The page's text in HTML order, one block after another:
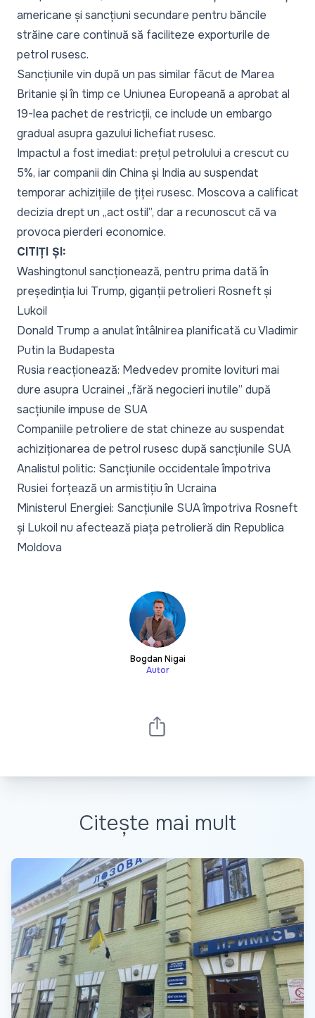
americane și sancțiuni secundare pentru băncile
străine care continuă să faciliteze exporturile de
petrol rusesc.
Sancțiunile vin după un pas similar făcut de Marea
Britanie și în timp ce Uniunea Europeană a aprobat al
19-lea pachet de restricții, ce include un embargo
gradual asupra gazului lichefiat rusesc.
Impactul a fost imediat: prețul petrolului a crescut cu
5%, iar companii din China și India au suspendat
temporar achizițiile de țiței rusesc. Moscova a calificat
decizia drept un „act ostil”, dar a recunoscut că va
provoca pierderi economice.
CITIȚI ȘI:
Washingtonul sancționează, pentru prima dată în
președinția lui Trump, giganții petrolieri Rosneft și
Lukoil
Donald Trump a anulat întâlnirea planificată cu Vladimir
Putin la Budapesta
Rusia reacționează: Medvedev promite lovituri mai
dure asupra Ucrainei „fără negocieri inutile” după
sacțiunile impuse de SUA
Companiile petroliere de stat chineze au suspendat
achiziționarea de petrol rusesc după sancțiunile SUA
Analistul politic: Sancțiunile occidentale împotriva
Rusiei forțează un armistițiu în Ucraina
Ministerul Energiei: Sancțiunile SUA împotriva Rosneft
și Lukoil nu afectează piața petrolieră din Republica
Moldova
Bogdan Nigai
Autor
Citește mai mult